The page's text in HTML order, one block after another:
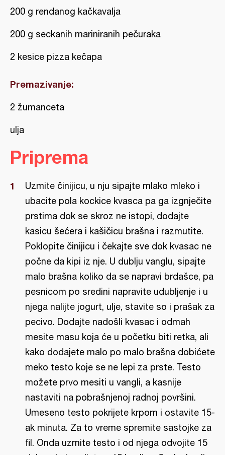
200 g rendanog kačkavalja
200 g seckanih mariniranih pečuraka
2 kesice pizza kečapa
Premazivanje:
2 žumanceta
ulja
Priprema
Uzmite činijicu, u nju sipajte mlako mleko i
ubacite pola kockice kvasca pa ga izgnječite
prstima dok se skroz ne istopi, dodajte
kasicu šećera i kašičicu brašna i razmutite.
Poklopite činijicu i čekajte sve dok kvasac ne
počne da kipi iz nje. U dublju vanglu, sipajte
malo brašna koliko da se napravi brdašce, pa
pesnicom po sredini napravite udubljenje i u
njega nalijte jogurt, ulje, stavite so i prašak za
pecivo. Dodajte nadošli kvasac i odmah
mesite masu koja će u početku biti retka, ali
kako dodajete malo po malo brašna dobićete
meko testo koje se ne lepi za prste. Testo
možete prvo mesiti u vangli, a kasnije
nastaviti na pobrašnjenoj radnoj površini.
Umeseno testo pokrijete krpom i ostavite 15-
ak minuta. Za to vreme spremite sastojke za
fil. Onda uzmite testo i od njega odvojite 15